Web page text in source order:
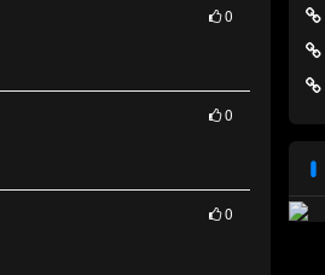
0
0
0